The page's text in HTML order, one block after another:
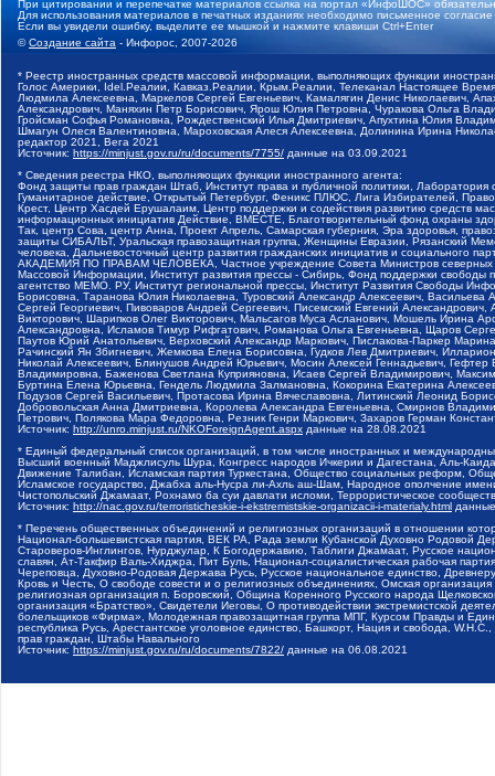
При цитировании и перепечатке материалов ссылка на портал «ИнфоШОС»
Для использования материалов в печатных изданиях необходимо письменное
Если вы увидели ошибку, выделите ее мышкой и нажмите клавиши Ctrl+Enter
©Создание сайта - Инфорос, 2007-2026
* Реестр иностранных средств массовой информации, выполняющих функции
Голос Америки, Idel.Реалии, Кавказ.Реалии, Крым.Реалии, Телеканал Настоящее
Людмила Алексеевна, Маркелов Сергей Евгеньевич, Камалягин Денис Николаевич,
Александрович, Маняхин Петр Борисович, Ярош Юлия Петровна, Чуракова Ольга
Гройсман Софья Романовна, Рождественский Илья Дмитриевич, Апухтина Юлия
Шмагун Олеся Валентиновна, Мароховская Алеся Алексеевна, Долинина Ирина
редактор 2021, Вега 2021
Источник: https://minjust.gov.ru/ru/documents/7755/ данные на 03.09.2021
* Сведения реестра НКО, выполняющих функции иностранного агента:
Фонд защиты прав граждан Штаб, Институт права и публичной политики,
Гуманитарное действие, Открытый Петербург, Феникс ПЛЮС, Лига Избирателей,
Крест, Центр Хасдей Ерушалаим, Центр поддержки и содействия развитию средств
информационных инициатив Действие, ВМЕСТЕ, Благотворительный фонд охраны
Так, центр Сова, центр Анна, Проект Апрель, Самарская губерния, Эра здоровья,
защиты СИБАЛЬТ, Уральская правозащитная группа, Женщины Евразии, Рязанский
человека, Дальневосточный центр развития гражданских инициатив и социального
АКАДЕМИЯ ПО ПРАВАМ ЧЕЛОВЕКА, Частное учреждение Совета Министров северных
Массовой Информации, Институт развития прессы - Сибирь, Фонд поддержки
агентство МЕМО. РУ, Институт региональной прессы, Институт Развития Свободы
Борисовна, Таранова Юлия Николаевна, Туровский Александр Алексеевич,
Сергей Георгиевич, Пивоваров Андрей Сергеевич, Писемский Евгений
Викторович, Шарипков Олег Викторович, Мальсагов Муса Асланович, Мошель Ирина
Александровна, Исламов Тимур Рифгатович, Романова Ольга Евгеньевна, Щаров
Паутов Юрий Анатольевич, Верховский Александр Маркович, Пислакова-Паркер
Рачинский Ян Збигневич, Жемкова Елена Борисовна, Гудков Лев Дмитриевич,
Николай Алексеевич, Блинушов Андрей Юрьевич, Мосин Алексей Геннадьевич,
Владимировна, Баженова Светлана Куприяновна, Исаев Сергей Владимирович,
Буртина Елена Юрьевна, Гендель Людмила Залмановна, Кокорина Екатерина
Подузов Сергей Васильевич, Протасова Ирина Вячеславовна, Литинский Леонид
Добровольская Анна Дмитриевна, Королева Александра Евгеньевна, Смирнов
Петрович, Полякова Мара Федоровна, Резник Генри Маркович, Захаров Герман
Источник: http://unro.minjust.ru/NKOForeignAgent.aspx данные на 28.08.2021
* Единый федеральный список организаций, в том числе иностранных и
Высший военный Маджлисуль Шура, Конгресс народов Ичкерии и Дагестана, Аль-
Движение Талибан, Исламская партия Туркестана, Общество социальных реформ,
Исламское государство, Джабха аль-Нусра ли-Ахль аш-Шам, Народное ополчение
Чистопольский Джамаат, Рохнамо ба суи давлати исломи, Террористическое
Источник: http://nac.gov.ru/terroristicheskie-i-ekstremistskie-organizacii-i-materialy.html
* Перечень общественных объединений и религиозных организаций в отношении
Национал-большевистская партия, ВЕК РА, Рада земли Кубанской Духовно Родовой
Староверов-Инглингов, Нурджулар, К Богодержавию, Таблиги Джамаат, Русское
славян, Ат-Такфир Валь-Хиджра, Пит Буль, Национал-социалистическая рабочая
Череповца, Духовно-Родовая Держава Русь, Русское национальное единство,
Кровь и Честь, О свободе совести и о религиозных объединениях, Омская
религиозная организация п. Боровский, Община Коренного Русского народа
организация «Братство», Свидетели Иеговы, О противодействии экстремистской
болельщиков «Фирма», Молодежная правозащитная группа МПГ, Курсом Правды и
республика Русь, Арестантское уголовное единство, Башкорт, Нация и свобода,
прав граждан, Штабы Навального
Источник: https://minjust.gov.ru/ru/documents/7822/ данные на 06.08.2021